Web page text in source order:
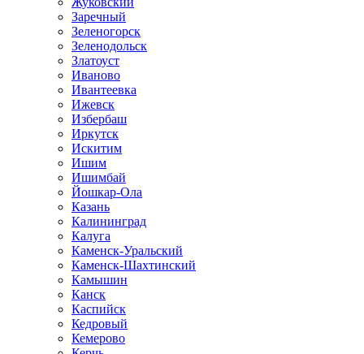
Заречный
Зеленогорск
Зеленодольск
Златоуст
Иваново
Ивантеевка
Ижевск
Избербаш
Иркутск
Искитим
Ишим
Ишимбай
Йошкар-Ола
Казань
Калининград
Калуга
Каменск-Уральский
Каменск-Шахтинский
Камышин
Канск
Каспийск
Кедровый
Кемерово